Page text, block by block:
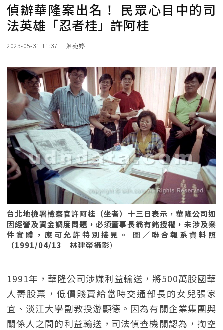
偵辦華隆案出名！ 民眾心目中的司
法英雄「忍者桂」許阿桂
2023-05-31 11:37 葉宛婷
台北地檢署檢察官許阿桂（坐者）十三日表示，華隆公司如
因經營及資金調度問題，必須董事長翁有銘授權，未涉及案
件實體，應可允許特別接見。 圖／聯合報系資料照
（1991/04/13 林建榮攝影）
1991年，華隆公司涉嫌利益輸送，將500萬股國華
人壽股票，低價賤賣給當時交通部長的女兒張家
宜、淡江大學副教授游顯德。因為有關企業集團與
關係人之間的利益輸送，司法偵查機關認為，掏空